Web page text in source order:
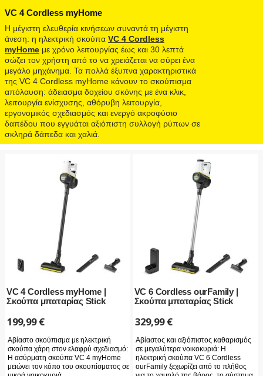
VC 4 Cordless myHome
Η μέγιστη ελευθερία κινήσεων συναντά τη μέγιστη
άνεση: η ηλεκτρική σκούπα VC 4 Cordless
myHome με χρόνο λειτουργίας έως και 30 λεπτά
σώζει τον χρήστη από το να χρειάζεται να σύρει ένα
μεγάλο μηχάνημα. Τα πολλά έξυπνα χαρακτηριστικά
της VC 4 Cordless myHome κάνουν το σκούπισμα
απόλαυση: άδειασμα δοχείου σκόνης με ένα κλικ,
λειτουργία ενίσχυσης, αθόρυβη λειτουργία,
εργονομικός σχεδιασμός και ενεργό ακροφύσιο
δαπέδου που εγγυάται αξιόπιστη συλλογή ρύπων σε
σκληρά δάπεδα και χαλιά.
VC 4 Cordless myHome |
Σκούπα μπαταρίας Stick
199,99€
Αβίαστο σκούπισμα με ηλεκτρική
σκούπα χάρη στον ελαφρύ σχεδιασμό:
Η ασύρματη σκούπα VC 4 myHome
μειώνει τον κόπο του σκουπίσματος σε
VC 6 Cordless ourFamily |
Σκούπα μπαταρίας Stick
329,99€
Αβίαστος και αξιόπιστος καθαρισμός
σε μεγαλύτερα νοικοκυριά: Η
ηλεκτρική σκούπα VC 6 Cordless
ourFamily ξεχωρίζει από το πλήθος